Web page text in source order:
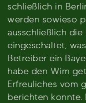
schließlich in
werden sowieso
ausschließlich die
eingeschaltet,
Betreiber ein
habe den Wim
Erfreuliches vom
berichten konnte.